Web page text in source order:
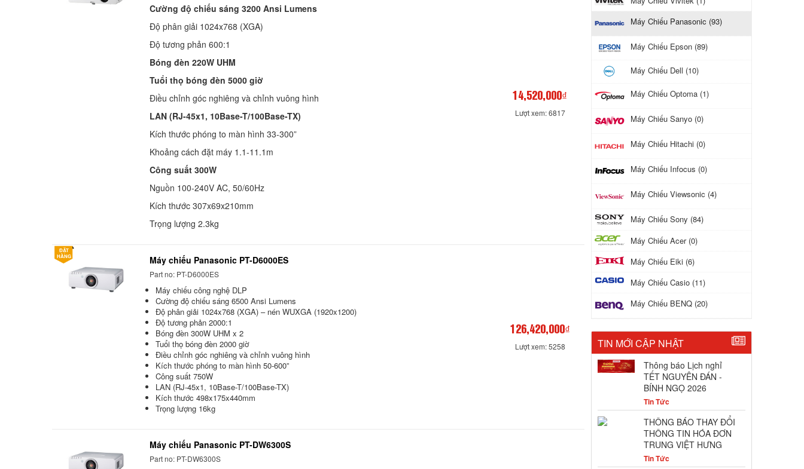
Cường độ chiếu sáng 3200 Ansi Lumens
Độ phân giải 1024x768 (XGA)
Độ tương phản 600:1
Bóng đèn 220W UHM
Tuổi thọ bóng đèn 5000 giờ
Điều chỉnh góc nghiêng và chỉnh vuông hình
LAN (RJ-45x1, 10Base-T/100Base-TX)
Kích thước phóng to màn hình 33-300”
Khoảng cách đặt máy 1.1-11.1m
Công suất 300W
Nguồn 100-240V AC, 50/60Hz
Kích thước 307x69x210mm
Trọng lượng 2.3kg
14,520,000₫
Lượt xem: 6817
ĐẶT
HÀNG
Máy chiếu Panasonic PT-D6000ES
Part no: PT-D6000ES
Máy chiếu công nghệ DLP
Cường độ chiếu sáng 6500 Ansi Lumens
Độ phân giải 1024x768 (XGA) – nén WUXGA (1920x1200)
Độ tương phản 2000:1
Bóng đèn 300W UHM x 2
Tuổi thọ bóng đèn 2000 giờ
Điều chỉnh góc nghiêng và chỉnh vuông hình
Kích thước phóng to màn hình 50-600”
Công suất 750W
LAN (RJ-45x1, 10Base-T/100Base-TX)
Kích thước 498x175x440mm
Trọng lượng 16kg
126,420,000₫
Lượt xem: 5258
Máy chiếu Panasonic PT-DW6300S
Part no: PT-DW6300S
Máy Chiếu Panasonic (93)
Máy Chiếu Epson (89)
Máy Chiếu Dell (10)
Máy Chiếu Optoma (1)
Máy Chiếu Sanyo (0)
Máy Chiếu Hitachi (0)
Máy Chiếu Infocus (0)
Máy Chiếu Viewsonic (4)
Máy Chiếu Sony (84)
Máy Chiếu Acer (0)
Máy Chiếu Eiki (6)
Máy Chiếu Casio (11)
Máy Chiếu BENQ (20)
TIN MỚI CẬP NHẬT
Thông báo Lịch nghỉ
TẾT NGUYÊN ĐÁN -
BÍNH NGỌ 2026
Tin Tức
THÔNG BÁO THAY ĐỔI
THÔNG TIN HÓA ĐƠN
TRUNG VIỆT HƯNG
Tin Tức